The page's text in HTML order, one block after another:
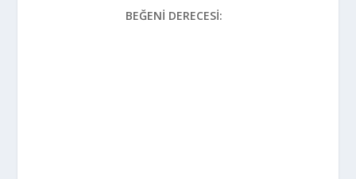
BEĞENI DERECESI: